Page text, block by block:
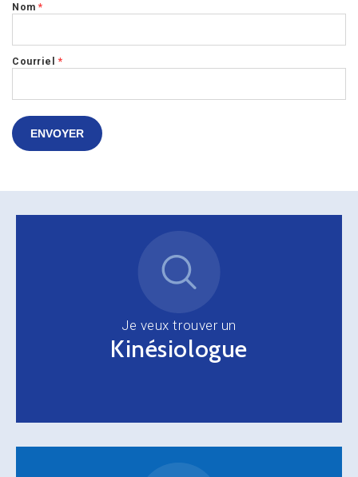
Nom *
Courriel *
ENVOYER
Je veux trouver un
Kinésiologue